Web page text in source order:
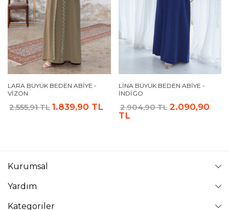
LARA BÜYÜK BEDEN ABIYE -
VIZON
2.555,91 TL 1.839,90 TL
LINA BÜYÜK BEDEN ABIYE -
İNDIGO
2.904,90 TL 2.090,90
TL
Kurumsal
Yardım
Kategoriler